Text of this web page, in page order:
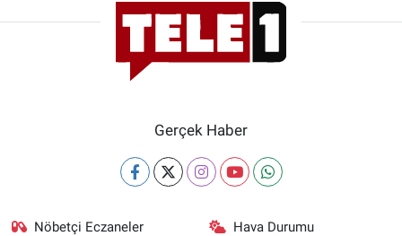
Gerçek Haber
Nöbetçi Eczaneler Hava Durumu